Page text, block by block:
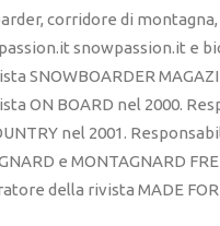
corridore di
snowpassion.it e
SNOWBOARDER
ON BOARD nel 2000.
nel 2001.
e MONTAGNARD
della rivista MADE FOR